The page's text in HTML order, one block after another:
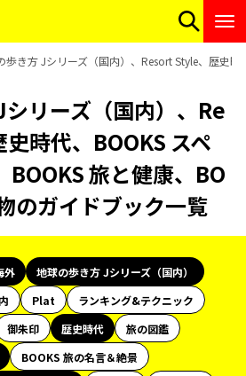
歩き方 Jシリーズ（国内）、Resort Style、歴史
リーズ（国内）、Re
時代、BOOKS スペ
BOOKS 旅と健康、BO
のガイドブック一覧
外
地球の歩き方 Jシリーズ（国内）
Plat
ランキング&テクニック
御朱印 歴史時代
旅の図鑑
BOOKS 旅の名言＆絶景